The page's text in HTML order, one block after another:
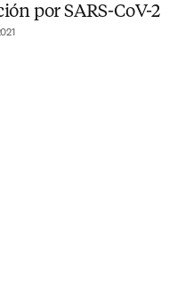
por SARS-CoV-2